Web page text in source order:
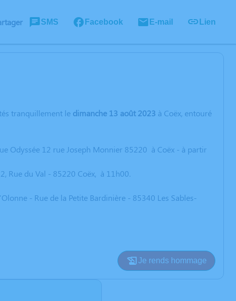
SMS Facebook E-mail Lien
tranquillement le dimanche 13 août 2023 à Coëx, entouré
Odyssée 12 rue Joseph Monnier 85220 à Coëx - à partir
Rue du Val - 85220 Coëx, à 11h00.
- Rue de la Petite Bardinière - 85340 Les Sables-
Je rends hommage